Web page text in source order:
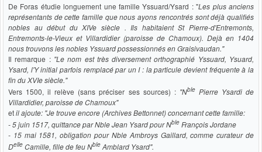
De Foras étudie longuement une famille Yssuard/Ysard : "Les plus anciens
représentants de cette famille que nous ayons rencontrés sont déjà qualifiés
nobles au début du XIVe siècle . Ils habitaient St Pierre-d'Entremonts,
Entremonts-le-Vieux et Villardidier (paroisse de Chamoux). Dejà en 1404
nous trouvons les nobles Yssuard possessionnés en Graisivaudan."
Il remarque : "Le nom est très diversement orthographié Yssuard, Ysuard,
Ysard, l'Y initial parfois remplacé par un I : la particule devient fréquente à la
fin du XVIe siècle."
Vers 1500, il relève (sans préciser ses sources) :"NblePierre Ysardi de
Villardidier, paroisse de Chamoux"
etil ajoute: "Je trouve encore (Archives Bettonnet) concernant cette famille:
- 5 juin 1517, quittance par Nble Jean Ysard pourNble François Jordane
- 15 mai 1581, obligation pour Nble Ambroys Gaillard, comme curateur de
Delle Camille, fille de feu Nble Amblard Ysard".